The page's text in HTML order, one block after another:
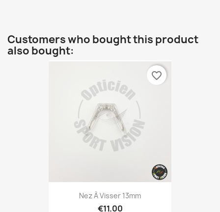
Customers who bought this product
also bought:
Nez À Visser 13mm
€11.00
favorite_border